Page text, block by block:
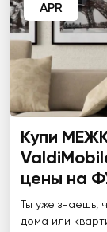
APR
Купи
цены на
Ты уже
дома или